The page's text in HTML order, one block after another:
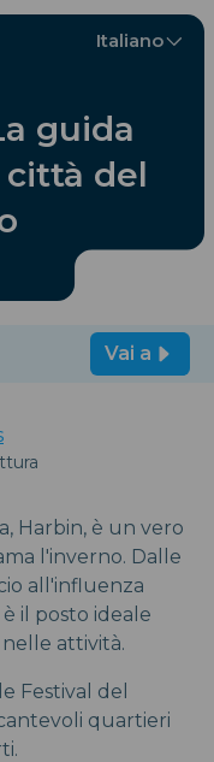
Italiano
guida
del
Vai a
Harbin, è un vero
l'inverno. Dalle
all'influenza
è il posto ideale
attività.
Festival del
quartieri